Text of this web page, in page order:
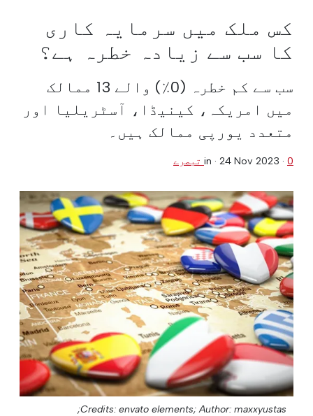
کس ملک میں سرمایہ کاری
کا سب سے زیادہ خطرہ ہے؟
سب سے کم خطرہ (0٪) والے 13 ممالک
میں امریکہ، کینیڈا، آسٹریلیا اور
متعدد یورپی ممالک ہیں۔
in · 24 Nov 2023 · 0 تبصرے
Credits: envato elements; Author: maxxyustas;